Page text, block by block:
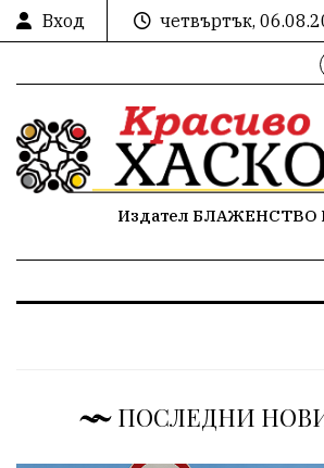
Вход
четвъртък,
Издател БЛАЖЕНСТВО
ПОСЛЕДНИ